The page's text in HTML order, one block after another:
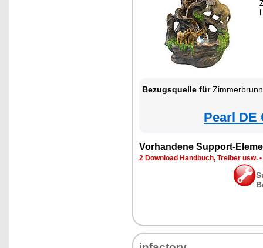
Bezugsquelle für
Pearl DE
Vorhandene Support-
2 Download Handbuch, Treiber usw. •